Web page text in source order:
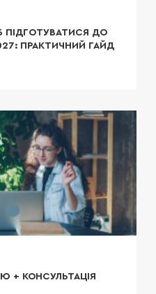
ПІДГОТУВАТИСЯ ДО
ПРАКТИЧНИЙ ГАЙД
+ КОНСУЛЬТАЦІЯ